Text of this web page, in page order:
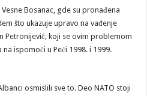
Bosanac, gde su pronađena
što ukazuje upravo na vađenje
Petronijević, koji se ovim problemom
ispomoći u Peći 1998. i 1999.
osmislili sve to. Deo NATO stoji